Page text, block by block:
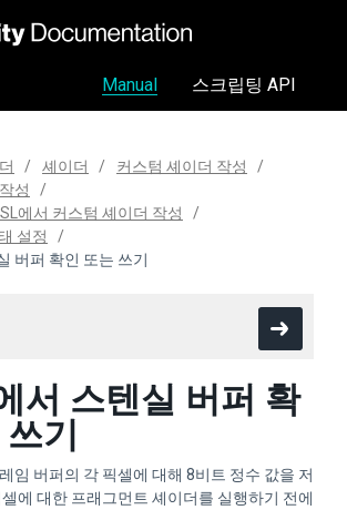
Manual 스크립팅 API
셰이더
커스텀 셰이더 작성
성
에서 커스텀 셰이더 작성
설정
버퍼 확인 또는 쓰기
서 스텐실 버퍼 확
기
임 버퍼의 각 픽셀에 대해 8비트 정수 값을 저
에 대한 프래그먼트 셰이더를 실행하기 전에